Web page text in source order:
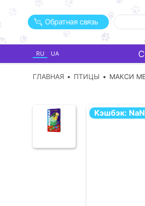
Обратная связь
RU UA
ГЛАВНАЯ ПТИЦЫ МАКСИ
Кэшбэк: NaN